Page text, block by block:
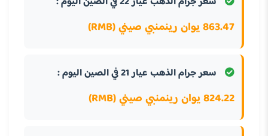
863.47 يوان رينمنبي صيني (RMB)
سعر جرام الذهب عيار 21 في الصين اليوم :
824.22 يوان رينمنبي صيني (RMB)